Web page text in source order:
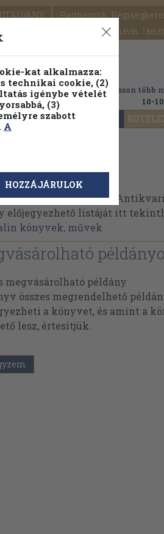
Partnerünk:
SEGÍTSÉG HÍRLEVÉL
OLVASMÁNYOK
Témaköri fa
Válogasson több
10-
Katalin
Katalin műveinek az
előjegyezhető listáját itt
könyvek, művek
megvásárolható példány
összes megrendelhető
a könyvet, és amint a
lesz, értesítjük.
kat alkalmazza:
technikai cookie, (2)
igénybe vételét
(3)
szabott
A
HOZZÁJÁRULOK